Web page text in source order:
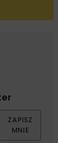
ZAPISZ
MNIE